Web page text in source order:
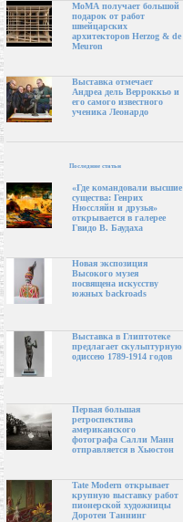
МоМА получает большой
подарок от работ
швейцарских
архитекторов Herzog & de
Meuron
Выставка отмечает
Андреа дель Верроккьо и
его самого известного
ученика Леонардо
Последние статьи
«Где командовали высшие
существа: Генрих
Нюссляйн и друзья»
открывается в галерее
Гвидо В. Баудаха
Новая экспозиция
Высокого музея
посвящена искусству
южных backroads
Выставка в Глиптотеке
предлагает скульптурную
одиссею 1789-1914 годов
Первая большая
ретроспектива
американского
фотографа Салли Манн
отправляется в Хьюстон
Tate Modern открывает
крупную выставку работ
пионерской художницы
Доротеи Таннинг